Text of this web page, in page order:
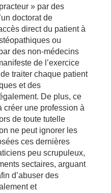
» par des
doctorat de
direct du patient à
ou
des non-médecins
de l’exercice
traiter chaque patient
et des
De plus, ce
créer une profession à
de toute tutelle
ne peut ignorer les
ces dernières
peu scrupuleux,
sectaires, arguant
d’abuser des
et